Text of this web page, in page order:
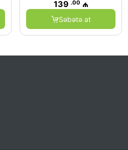
139 .00 ₼
Səbətə at